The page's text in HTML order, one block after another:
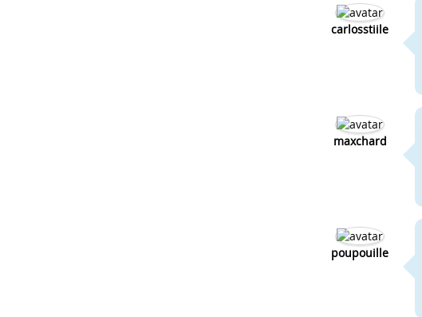
carlosstiile
maxchard
poupouille